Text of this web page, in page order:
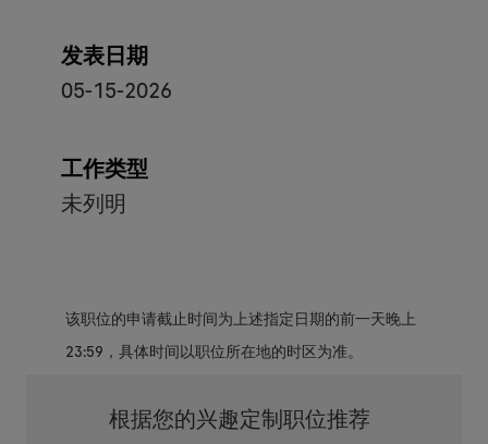
发表日期
05-15-2026
工作类型
未列明
该职位的申请截止时间为上述指定日期的前一天晚上
23:59，具体时间以职位所在地的时区为准。
根据您的兴趣定制职位推荐